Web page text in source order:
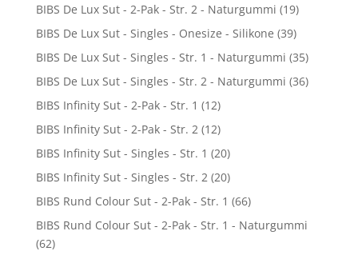
BIBS De Lux Sut - 2-Pak - Str. 2 - Naturgummi (19)
BIBS De Lux Sut - Singles - Onesize - Silikone (39)
BIBS De Lux Sut - Singles - Str. 1 - Naturgummi (35)
BIBS De Lux Sut - Singles - Str. 2 - Naturgummi (36)
BIBS Infinity Sut - 2-Pak - Str. 1 (12)
BIBS Infinity Sut - 2-Pak - Str. 2 (12)
BIBS Infinity Sut - Singles - Str. 1 (20)
BIBS Infinity Sut - Singles - Str. 2 (20)
BIBS Rund Colour Sut - 2-Pak - Str. 1 (66)
BIBS Rund Colour Sut - 2-Pak - Str. 1 - Naturgummi
(62)